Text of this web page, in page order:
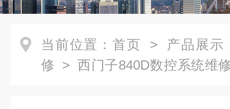
当前位置： 首页 > 产品展示
修 > 西门子840D数控系统维